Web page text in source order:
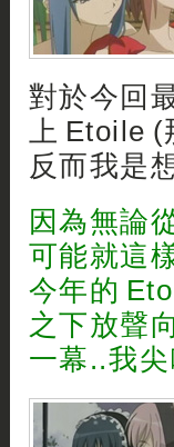
對於今回
上 Etoile
反而我是
因為無論
可能就這
今年的
之下放聲
一幕..我